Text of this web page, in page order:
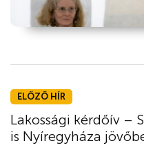
ELŐZŐ HÍR
Lakossági kérdőív –
is Nyíregyháza